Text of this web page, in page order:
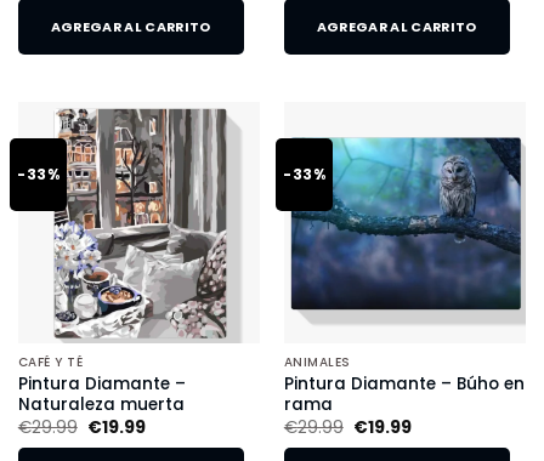
AGREGAR AL CARRITO AGREGAR AL CARRITO
-33%
CAFÉ Y TÉ
Pintura Diamante –
Naturaleza muerta
€29.99 €19.99
-33%
ANIMALES
Pintura Diamante – Búho en
rama
€29.99 €19.99